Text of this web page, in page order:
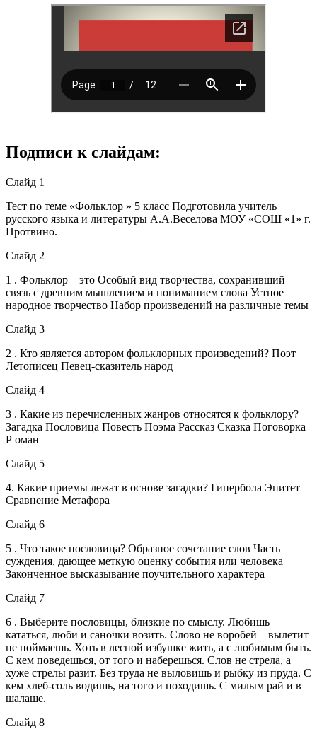
Подписи к слайдам:
Слайд 1
Тест по теме «Фольклор » 5 класс Подготовила учитель
русского языка и литературы А.А.Веселова МОУ «СОШ «1» г.
Протвино.
Слайд 2
1 . Фольклор – это Особый вид творчества, сохранивший
связь с древним мышлением и пониманием слова Устное
народное творчество Набор произведений на различные темы
Слайд 3
2 . Кто является автором фольклорных произведений? Поэт
Летописец Певец-сказитель народ
Слайд 4
3 . Какие из перечисленных жанров относятся к фольклору?
Загадка Пословица Повесть Поэма Рассказ Сказка Поговорка
Р оман
Слайд 5
4. Какие приемы лежат в основе загадки? Гипербола Эпитет
Сравнение Метафора
Слайд 6
5 . Что такое пословица? Образное сочетание слов Часть
суждения, дающее меткую оценку события или человека
Законченное высказывание поучительного характера
Слайд 7
6 . Выберите пословицы, близкие по смыслу. Любишь
кататься, люби и саночки возить. Слово не воробей – вылетит
не поймаешь. Хоть в лесной избушке жить, а с любимым быть.
С кем поведешься, от того и наберешься. Слов не стрела, а
хуже стрелы разит. Без труда не выловишь и рыбку из пруда. С
кем хлеб-соль водишь, на того и походишь. С милым рай и в
шалаше.
Слайд 8